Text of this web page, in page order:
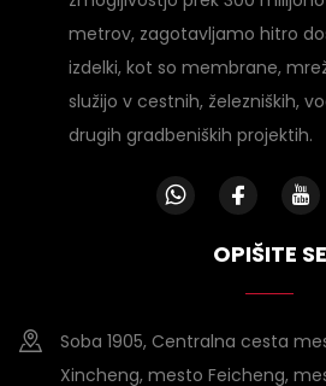
metrov, zagotavljamo hitro
izdelki, kot so membrane,
služijo v cestnih, železniških,
drugih gradbeniških projektih.
OPIŠITE SE
Soba 1905, Centralna cesta
Xincheng, mesto Feicheng,